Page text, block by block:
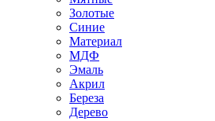
Золотые
Синие
Материал
МДФ
Эмаль
Акрил
Береза
Дерево